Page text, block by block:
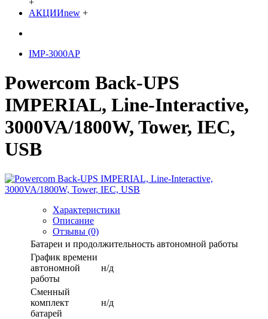
+
АКЦИИnew +
IMP-3000AP
Powercom Back-UPS
IMPERIAL, Line-Interactive,
3000VA/1800W, Tower, IEC,
USB
Характеристики
Описание
Отзывы (0)
Батареи и продолжительность автономной работы
График времени
автономной
работы
н/д
Сменный
комплект
батарей
н/д